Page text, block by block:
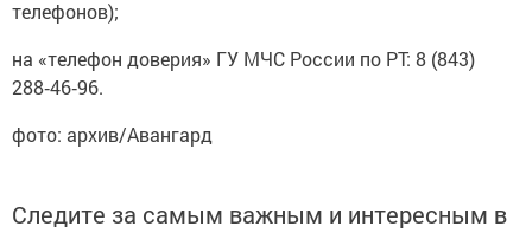
телефонов);
на «телефон доверия» ГУ МЧС России по РТ: 8 (843)
288‑46‑96.
фото: архив/Авангард
Следите за самым важным и интересным в